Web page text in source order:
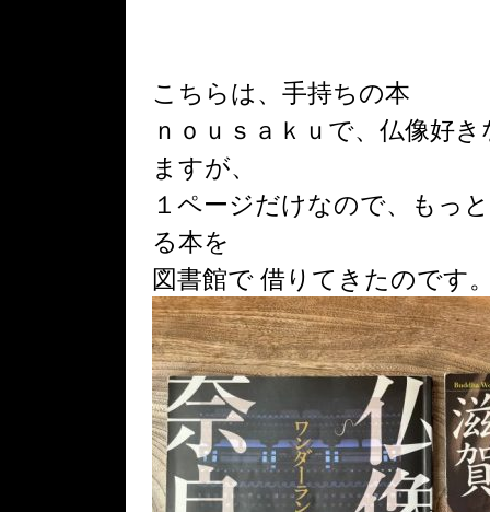
こちらは、手持ちの本
ｎｏｕｓａｋｕで、仏像好
ますが、
１ページだけなので、もっ
る本を
図書館で 借りてきたのです